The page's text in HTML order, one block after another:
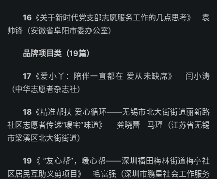
16 《关于新时代党支部志愿服务工作的几点思考》 袁
帅锋（安徽省阜阳市委办公室）
品牌项目类（19篇）
17 《爱小丫：陪伴一直都在 爱从未缺席》 闫小涛
（中华志愿者杂志社）
18 《精准帮扶 爱心循环——无锡市北大街街道丽新路
社区志愿者传递“暖宅”味道》 龚晓蕾 马瑾（江苏省无锡
市梁溪区北大街街道）
19 《 “友心帮”，暖心帮——深圳福田梅林街道梅亭社
区居民互助义剪项目》 毛富强（深圳市鹏星社会工作服务